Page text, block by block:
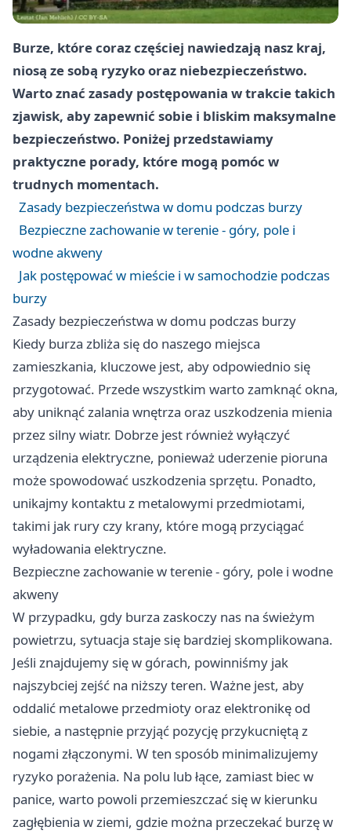
Burze, które coraz częściej nawiedzają nasz kraj,
niosą ze sobą ryzyko oraz niebezpieczeństwo.
Warto znać zasady postępowania w trakcie takich
zjawisk, aby zapewnić sobie i bliskim maksymalne
bezpieczeństwo. Poniżej przedstawiamy
praktyczne porady, które mogą pomóc w
trudnych momentach.
Zasady bezpieczeństwa w domu podczas burzy
Bezpieczne zachowanie w terenie - góry, pole i
wodne akweny
Jak postępować w mieście i w samochodzie podczas
burzy
Zasady bezpieczeństwa w domu podczas burzy
Kiedy burza zbliża się do naszego miejsca
zamieszkania, kluczowe jest, aby odpowiednio się
przygotować. Przede wszystkim warto zamknąć okna,
aby uniknąć zalania wnętrza oraz uszkodzenia mienia
przez silny wiatr. Dobrze jest również wyłączyć
urządzenia elektryczne, ponieważ uderzenie pioruna
może spowodować uszkodzenia sprzętu. Ponadto,
unikajmy kontaktu z metalowymi przedmiotami,
takimi jak rury czy krany, które mogą przyciągać
wyładowania elektryczne.
Bezpieczne zachowanie w terenie - góry, pole i wodne
akweny
W przypadku, gdy burza zaskoczy nas na świeżym
powietrzu, sytuacja staje się bardziej skomplikowana.
Jeśli znajdujemy się w górach, powinniśmy jak
najszybciej zejść na niższy teren. Ważne jest, aby
oddalić metalowe przedmioty oraz elektronikę od
siebie, a następnie przyjąć pozycję przykucniętą z
nogami złączonymi. W ten sposób minimalizujemy
ryzyko porażenia. Na polu lub łące, zamiast biec w
panice, warto powoli przemieszczać się w kierunku
zagłębienia w ziemi, gdzie można przeczekać burzę w